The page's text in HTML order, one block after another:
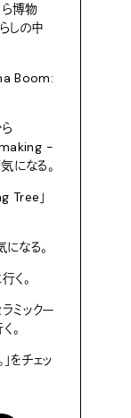
ら博物
しの中
Boom:
ら
-
になる。
Tree」
になる。
く。
ミックー
。
をチェッ